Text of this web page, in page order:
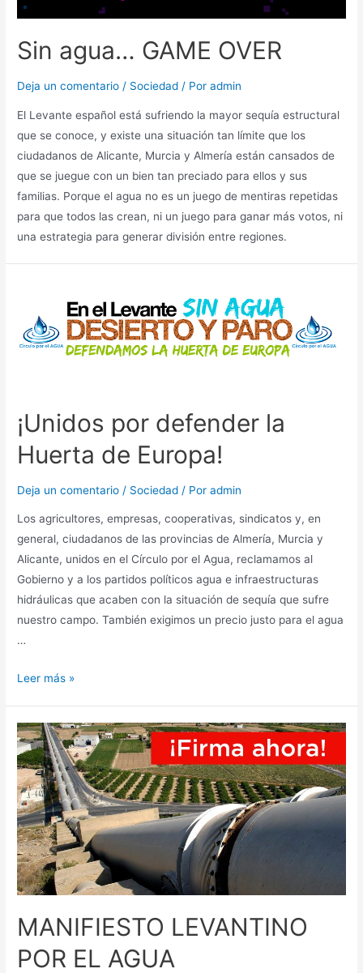
Sin agua… GAME OVER
Deja un comentario / Sociedad / Poradmin
El Levante español está sufriendo la mayor sequía estructural
que se conoce, y existe una situación tan límite que los
ciudadanos de Alicante, Murcia y Almería están cansados de
que se juegue con un bien tan preciado para ellos y sus
familias. Porque el agua no es un juego de mentiras repetidas
para que todos las crean, ni un juego para ganar más votos, ni
una estrategia para generar división entre regiones.
¡Unidos por defender la
Huerta de Europa!
Deja un comentario / Sociedad / Poradmin
Los agricultores, empresas, cooperativas, sindicatos y, en
general, ciudadanos de las provincias de Almería, Murcia y
Alicante, unidos en el Círculo por el Agua, reclamamos al
Gobierno y a los partidos políticos agua e infraestructuras
hidráulicas que acaben con la situación de sequía que sufre
nuestro campo. También exigimos un precio justo para el agua
…
Leer más »
MANIFIESTO LEVANTINO
POR EL AGUA